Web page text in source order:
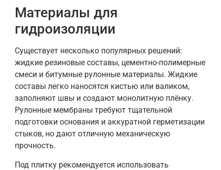
Материалы для
гидроизоляции
Существует несколько популярных решений:
жидкие резиновые составы, цементно-полимерные
смеси и битумные рулонные материалы. Жидкие
составы легко наносятся кистью или валиком,
заполняют швы и создают монолитную плёнку.
Рулонные мембраны требуют тщательной
подготовки основания и аккуратной герметизации
стыков, но дают отличную механическую
прочность.
Под плитку рекомендуется использовать